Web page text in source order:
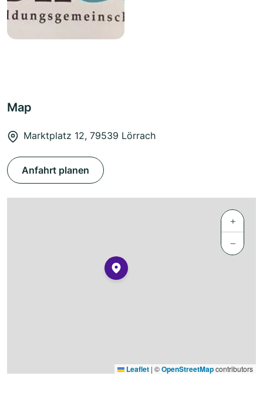
Map
Marktplatz 12, 79539 Lörrach
Anfahrt planen
+
−
Leaflet | ©OpenStreetMapcontributors